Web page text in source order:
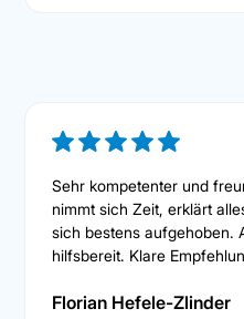
Sehr kompetenter und
nimmt sich Zeit, erklärt
sich bestens aufgehoben.
hilfsbereit. Klare
Florian Hefele-Zlinder